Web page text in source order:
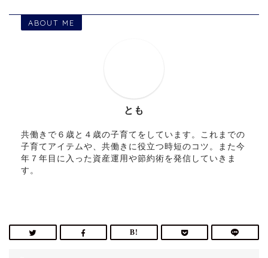
ABOUT ME
とも
共働きで６歳と４歳の子育てをしています。これまでの
子育てアイテムや、共働きに役立つ時短のコツ。また今
年７年目に入った資産運用や節約術を発信していきま
す。